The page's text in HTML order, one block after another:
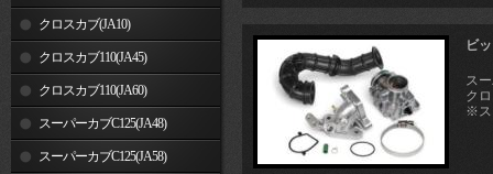
クロスカブ(JA10)
クロスカブ110(JA45)
クロスカブ110(JA60)
スーパーカブC125(JA48)
スーパーカブC125(JA58)
ビ
ス
ク
※ス